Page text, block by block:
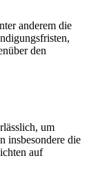
anderem die
den
um
insbesondere die
auf